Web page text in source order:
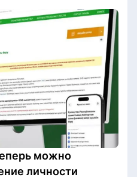
можно
личности